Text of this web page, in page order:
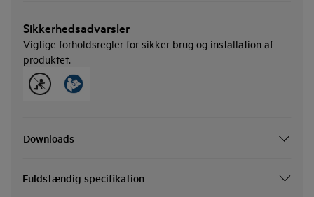
Sikkerhedsadvarsler
Vigtige forholdsregler for sikker brug og installation af
produktet.
Downloads
Fuldstændig specifikation